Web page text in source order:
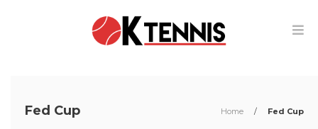
Fed Cup Home / Fed Cup